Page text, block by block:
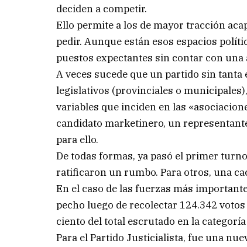
deciden a competir.
Ello permite a los de mayor tracción
pedir. Aunque están esos espacios
puestos expectantes sin contar con
A veces sucede que un partido sin
legislativos (provinciales o
variables que inciden en las
candidato marketinero, un
para ello.
De todas formas, ya pasó el primer
ratificaron un rumbo. Para otros, una
En el caso de las fuerzas más
pecho luego de recolectar 124.342
ciento del total escrutado en la
Para el Partido Justicialista, fue una